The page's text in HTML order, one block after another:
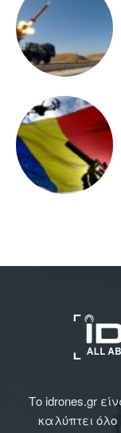
Το idrones.gr
καλύπτει